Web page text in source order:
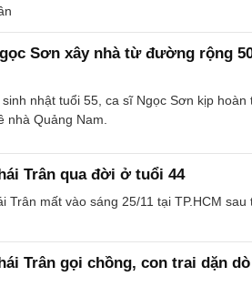
Sơn xây nhà từ đường rộng
nhật tuổi 55, ca sĩ Ngọc Sơn kịp
nhà Quảng Nam.
Trân qua đời ở tuổi 44
Trân mất vào sáng 25/11 tại TP.HCM
Trân gọi chồng, con trai dặn